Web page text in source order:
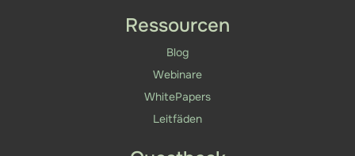
Ressourcen
Blog
Webinare
WhitePapers
Leitfäden